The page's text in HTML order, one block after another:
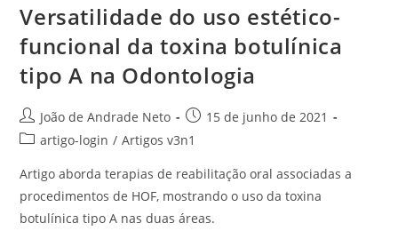
Versatilidade do uso estético-
funcional da toxina botulínica
tipo A na Odontologia
João de Andrade Neto
15 de junho de 2021
artigo-login / Artigos v3n1
Artigo aborda terapias de reabilitação oral associadas a
procedimentos de HOF, mostrando o uso da toxina
botulínica tipo A nas duas áreas.